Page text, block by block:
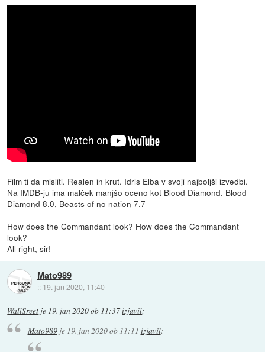
Film ti da misliti. Realen in krut. Idris Elba v svoji najboljši izvedbi.
Na IMDB-ju ima malček manjšo oceno kot Blood Diamond. Blood
Diamond 8.0, Beasts of no nation 7.7
How does the Commandant look? How does the Commandant
look?
All right, sir!
Mato989
:: 19. jan 2020, 11:40
WallSreet je 19. jan 2020 ob 11:37izjavil:
Mato989je 19. jan 2020 ob 11:11 izjavil: